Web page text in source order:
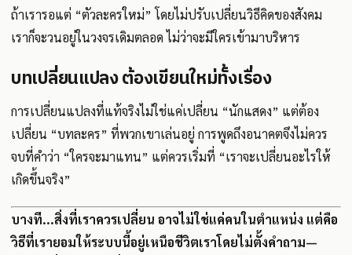
ถ้าเรารอแต่ “ตัวละครใหม่” โดยไม่ปรับเปลี่ยนวิธีคิดของสังคม
เราก็จะวนอยู่ในวงจรเดิมตลอด ไม่ว่าจะมีใครเข้ามาบริหาร
บทเปลี่ยนแปลง ต้องเขียนใหม่ทั้งเรื่อง
การเปลี่ยนแปลงที่แท้จริงไม่ใช่แค่เปลี่ยน “นักแสดง” แต่ต้อง
เปลี่ยน “บทละคร” ที่พวกเขาเล่นอยู่ การพูดถึงอนาคตจึงไม่ควร
จบที่คำว่า “ใครจะมาแทน” แต่ควรเริ่มที่ “เราจะเปลี่ยนอะไรให้
เกิดขึ้นจริง”
บางที...สิ่งที่เราควรเปลี่ยน อาจไม่ใช่แค่คนในตำแหน่ง แต่คือ
วิธีที่เรายอมให้ระบบนี้อยู่เหนือชีวิตเราโดยไม่ตั้งคำถาม—